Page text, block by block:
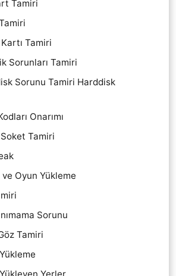
Tamiri
Tamiri
Sorunları Tamiri
Sorunu Tamiri Harddisk
Onarımı
Tamiri
ve Oyun Yükleme
Sorunu
Tamiri